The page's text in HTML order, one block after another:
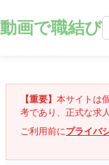
動画で職結び
【重要】 本サイトは
考であり、正式な求
ご利用前にプライバ